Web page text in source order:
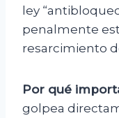
ley
penalmente
resarcimiento
Por qué
golpea